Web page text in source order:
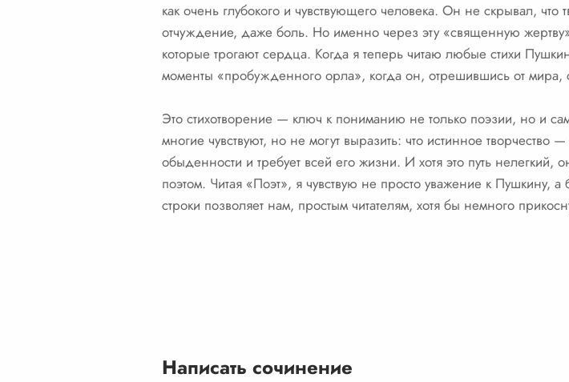
как очень глубокого и чувствующего человека. Он не скрывал, что
отчуждение, даже боль. Но именно через эту «священную
которые трогают сердца. Когда я теперь читаю любые стихи
моменты «пробужденного орла», когда он, отрешившись от мира,
Это стихотворение — ключ к пониманию не только поэзии, но и
многие чувствуют, но не могут выразить: что истинное творчество
обыденности и требует всей его жизни. И хотя это путь нелегкий,
поэтом. Читая «Поэт», я чувствую не просто уважение к Пушкину, а
строки позволяет нам, простым читателям, хотя бы немного
Написать сочинение